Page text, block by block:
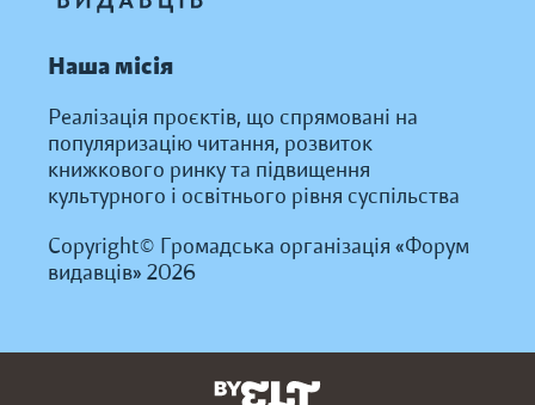
Наша місія
Реалізація проєктів, що спрямовані на
популяризацію читання, розвиток
книжкового ринку та підвищення
культурного і освітнього рівня суспільства
Copyright© Громадська організація «Форум
видавців» 2026